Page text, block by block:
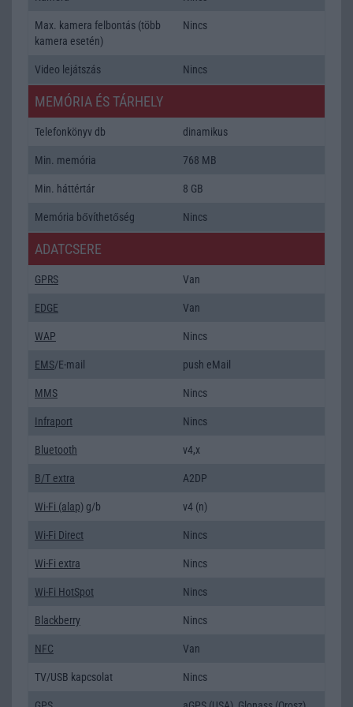
Max. kamera felbontás (több
kamera esetén)
Nincs
Video lejátszás Nincs
MEMÓRIA ÉS TÁRHELY
Telefonkönyv db dinamikus
Min. memória 768 MB
Min. háttértár 8 GB
Memória bővíthetőség Nincs
ADATCSERE
GPRS Van
EDGE Van
WAP Nincs
EMS/E-mail push eMail
MMS Nincs
Infraport Nincs
Bluetooth v4,x
B/T extra A2DP
Wi-Fi (alap) g/b v4 (n)
Wi-Fi Direct Nincs
Wi-Fi extra Nincs
Wi-Fi HotSpot Nincs
Blackberry Nincs
NFC Van
TV/USB kapcsolat Nincs